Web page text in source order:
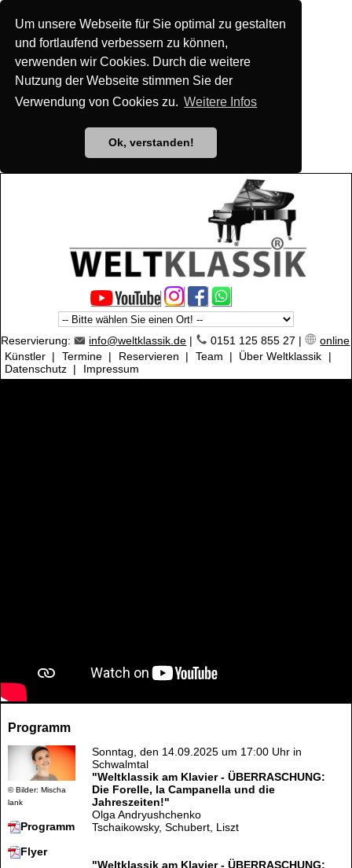
Um unsere Webseite für Sie optimal zu gestalten
und fortlaufend verbessern zu können,
verwenden wir Cookies. Durch die weitere
Nutzung der Webseite stimmen Sie der
Verwendung von Cookies zu. Weitere Infos
Ok, verstanden!
Reservierung: info@weltklassik.de | 0151 125 855 27 |
online
Künstler | Termine | Reservieren | Team | Über Weltklassik
|
Datenschutz | Impressum
Programm
© Bilder: Mischa
lank
Programm
Flyer
Sonntag, den 14.09.2025 um 17:00 Uhr in
Schwalmtal
"Weltklassik am Klavier - ÜBERRASCHUNG:
Die Forelle, la Campanella und die
Jahreszeiten!"
Olga Andryushchenko
Tschaikowsky, Schubert, Liszt
"Weltklassik am Klavier - ÜBERRASCHUNG: